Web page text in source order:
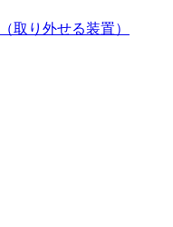
取り外せる装置）